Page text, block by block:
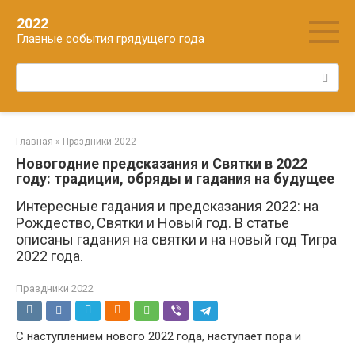
контенту
2022
Главные события грядущего года
Главная » Праздники 2022
Новогодние предсказания и Святки в 2022
году: традиции, обряды и гадания на будущее
Интересные гадания и предсказания 2022: на
Рождество, Святки и Новый год. В статье
описаны гадания на святки и на новый год Тигра
2022 года.
Праздники 2022
С наступлением нового 2022 года, наступает пора и